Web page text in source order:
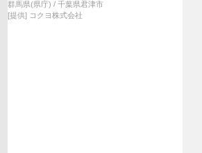
群馬県(県庁) / 千葉県君津市
[提供] コクヨ株式会社